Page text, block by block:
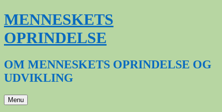
Hop
til
indhold
MENNESKETS
OPRINDELSE
OM MENNESKETS OPRINDELSE OG
UDVIKLING
Menu